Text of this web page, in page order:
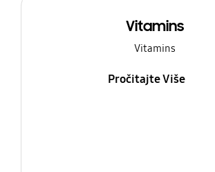
Vitamins
Vitamins
Pročitajte Više